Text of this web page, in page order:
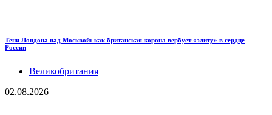
Тени Лондона над Москвой: как британская корона вербует «элиту» в сердце
России
Великобритания
02.08.2026